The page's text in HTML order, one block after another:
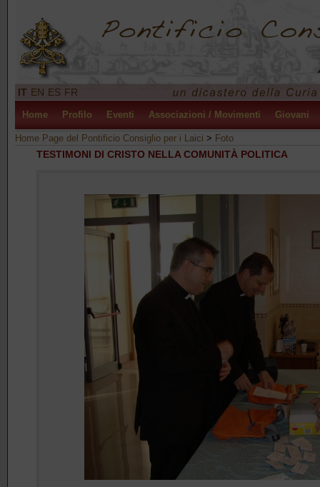
IT EN ES FR
Home Profilo Eventi Associazioni / Movimenti Giovani
Home Page del Pontificio Consiglio per i Laici > Foto
TESTIMONI DI CRISTO NELLA COMUNITÀ POLITICA